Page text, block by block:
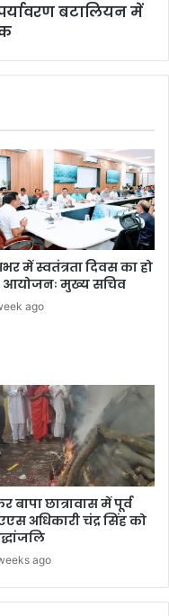
बटालियन में
में स्वतंत्रता दिवस का हो
आयोजनः मुख्य सचिव
ago
बापा छात्रावास में पूर्व
अधिकारी चंद्र सिंह को
ago